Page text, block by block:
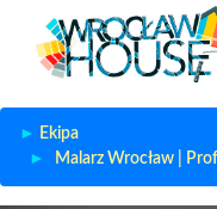
Ekipa
Malarz Wrocław |